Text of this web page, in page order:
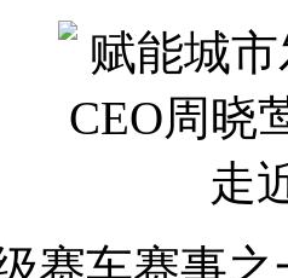
赛车赛事